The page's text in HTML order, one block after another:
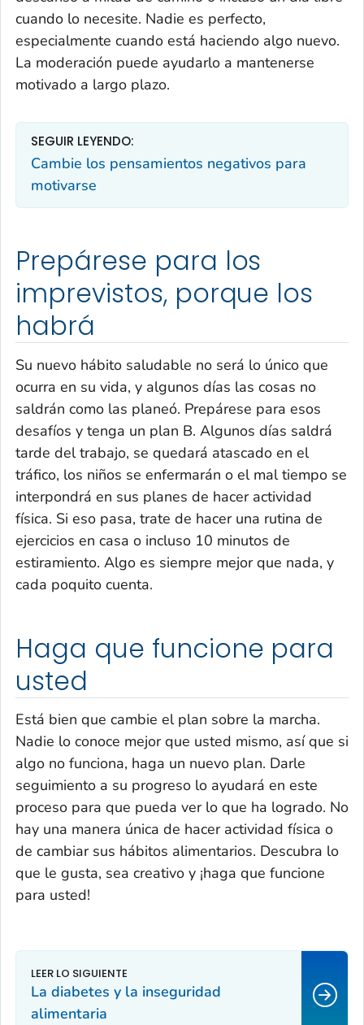
cuando lo necesite. Nadie es perfecto,
especialmente cuando está haciendo algo nuevo.
La moderación puede ayudarlo a mantenerse
motivado a largo plazo.
SEGUIR LEYENDO:
Cambie los pensamientos negativos para
motivarse
Prepárese para los
imprevistos, porque los
habrá
Su nuevo hábito saludable no será lo único que
ocurra en su vida, y algunos días las cosas no
saldrán como las planeó. Prepárese para esos
desafíos y tenga un plan B. Algunos días saldrá
tarde del trabajo, se quedará atascado en el
tráfico, los niños se enfermarán o el mal tiempo se
interpondrá en sus planes de hacer actividad
física. Si eso pasa, trate de hacer una rutina de
ejercicios en casa o incluso 10 minutos de
estiramiento. Algo es siempre mejor que nada, y
cada poquito cuenta.
Haga que funcione para
usted
Está bien que cambie el plan sobre la marcha.
Nadie lo conoce mejor que usted mismo, así que si
algo no funciona, haga un nuevo plan. Darle
seguimiento a su progreso lo ayudará en este
proceso para que pueda ver lo que ha logrado. No
hay una manera única de hacer actividad física o
de cambiar sus hábitos alimentarios. Descubra lo
que le gusta, sea creativo y ¡haga que funcione
para usted!
La diabetes y la inseguridad
alimentaria